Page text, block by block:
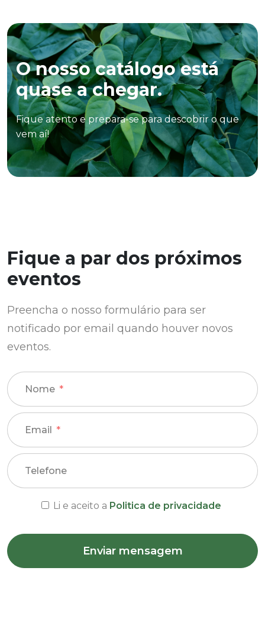
O nosso catálogo está
quase a chegar.
Fique atento e prepara-se para descobrir o que
vem aí!
Fique a par dos próximos
eventos
Preencha o nosso formulário para ser
notificado por email quando houver novos
eventos.
Nome
Email
Telefone
Li e aceito a Politica de privacidade
Enviar mensagem